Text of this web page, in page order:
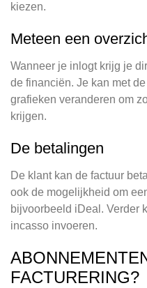
kiezen.
Meteen een
Wanneer je inlogt krijg je
de financiën. Je kan met
grafieken veranderen om
krijgen.
De betalingen
De klant kan de factuur
ook de mogelijkheid om
bijvoorbeeld iDeal. Verder
incasso invoeren.
FACTURERING?